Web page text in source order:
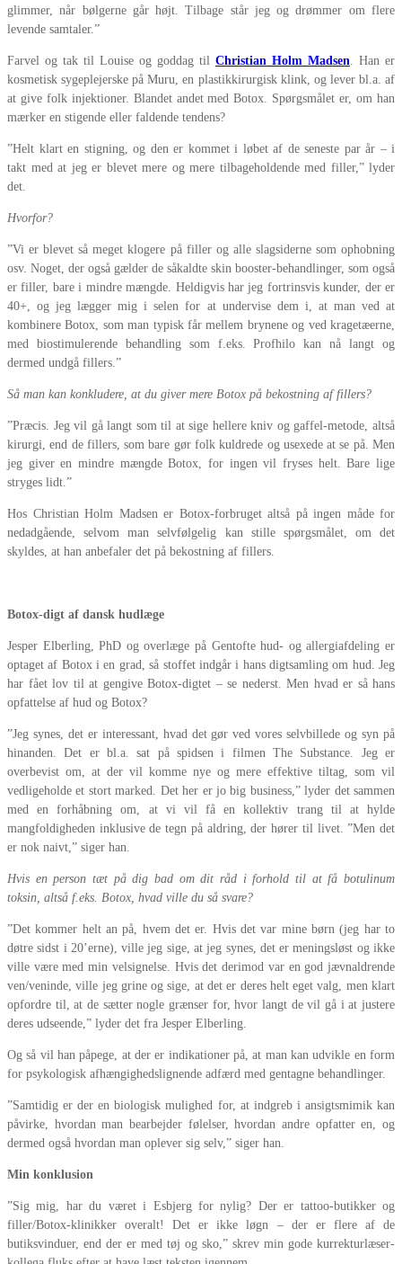
glimmer, når bølgerne går højt. Tilbage står jeg og drømmer om flere
levende samtaler.”
Farvel og tak til Louise og goddag til Christian Holm Madsen. Han er
kosmetisk sygeplejerske på Muru, en plastikkirurgisk klink, og lever bl.a. af
at give folk injektioner. Blandet andet med Botox. Spørgsmålet er, om han
mærker en stigende eller faldende tendens?
”Helt klart en stigning, og den er kommet i løbet af de seneste par år – i
takt med at jeg er blevet mere og mere tilbageholdende med filler,” lyder
det.
Hvorfor?
”Vi er blevet så meget klogere på filler og alle slagsiderne som ophobning
osv. Noget, der også gælder de såkaldte skin booster-behandlinger, som også
er filler, bare i mindre mængde. Heldigvis har jeg fortrinsvis kunder, der er
40+, og jeg lægger mig i selen for at undervise dem i, at man ved at
kombinere Botox, som man typisk får mellem brynene og ved kragetæerne,
med biostimulerende behandling som f.eks. Profhilo kan nå langt og
dermed undgå fillers.”
Så man kan konkludere, at du giver mere Botox på bekostning af fillers?
”Præcis. Jeg vil gå langt som til at sige hellere kniv og gaffel-metode, altså
kirurgi, end de fillers, som bare gør folk kuldrede og usexede at se på. Men
jeg giver en mindre mængde Botox, for ingen vil fryses helt. Bare lige
stryges lidt.”
Hos Christian Holm Madsen er Botox-forbruget altså på ingen måde for
nedadgående, selvom man selvfølgelig kan stille spørgsmålet, om det
skyldes, at han anbefaler det på bekostning af fillers.
Botox-digt af dansk hudlæge
Jesper Elberling, PhD og overlæge på Gentofte hud- og allergiafdeling er
optaget af Botox i en grad, så stoffet indgår i hans digtsamling om hud. Jeg
har fået lov til at gengive Botox-digtet – se nederst. Men hvad er så hans
opfattelse af hud og Botox?
”Jeg synes, det er interessant, hvad det gør ved vores selvbillede og syn på
hinanden. Det er bl.a. sat på spidsen i filmen The Substance. Jeg er
overbevist om, at der vil komme nye og mere effektive tiltag, som vil
vedligeholde et stort marked. Det her er jo big business,” lyder det sammen
med en forhåbning om, at vi vil få en kollektiv trang til at hylde
mangfoldigheden inklusive de tegn på aldring, der hører til livet. ”Men det
er nok naivt,” siger han.
Hvis en person tæt på dig bad om dit råd i forhold til at få botulinum
toksin, altså f.eks. Botox, hvad ville du så svare?
”Det kommer helt an på, hvem det er. Hvis det var mine børn (jeg har to
døtre sidst i 20’erne), ville jeg sige, at jeg synes, det er meningsløst og ikke
ville være med min velsignelse. Hvis det derimod var en god jævnaldrende
ven/veninde, ville jeg grine og sige, at det er deres helt eget valg, men klart
opfordre til, at de sætter nogle grænser for, hvor langt de vil gå i at justere
deres udseende,” lyder det fra Jesper Elberling.
Og så vil han påpege, at der er indikationer på, at man kan udvikle en form
for psykologisk afhængighedslignende adfærd med gentagne behandlinger.
”Samtidig er der en biologisk mulighed for, at indgreb i ansigtsmimik kan
påvirke, hvordan man bearbejder følelser, hvordan andre opfatter en, og
dermed også hvordan man oplever sig selv,” siger han.
Min konklusion
”Sig mig, har du været i Esbjerg for nylig? Der er tattoo-butikker og
filler/Botox-klinikker overalt! Det er ikke løgn – der er flere af de
butiksvinduer, end der er med tøj og sko,” skrev min gode kurrekturlæser-